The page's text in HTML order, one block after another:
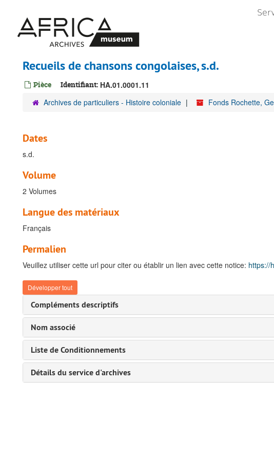
contenu
principal
Recueils de chansons congolaises, s.d.
Pièce Identifiant: HA.01.0001.11
Archives de particuliers - Histoire coloniale Fonds Rochette,
Dates
s.d.
Volume
2 Volumes
Langue des matériaux
Français
Permalien
Veuillez utiliser cette url pour citer ou établir un lien avec cette notice: https://
Développer tout
Compléments descriptifs
Nom associé
Liste de Conditionnements
Détails du service d'archives